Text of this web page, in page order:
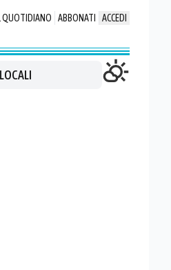
QUOTIDIANO ABBONATI ACCEDI